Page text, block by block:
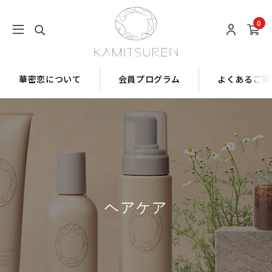
0
華密恋について 会員プログラム よくあるご
ヘアケア